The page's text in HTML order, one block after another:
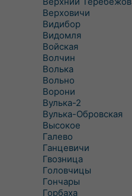
Верховичи
Видибор
Видомля
Войская
Волчин
Волька
Вольно
Ворони
Вулька-2
Вулька-Обровская
Высокое
Галево
Ганцевичи
Гвозница
Головчицы
Гончары
Горбаха